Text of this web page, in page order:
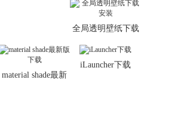
全局透明壁纸下载
material shade最新
iLauncher下载